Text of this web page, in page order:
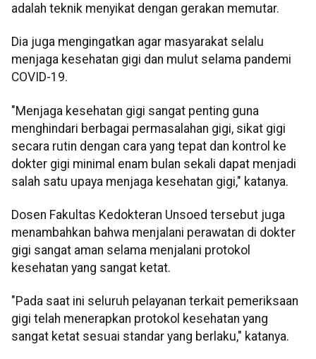
adalah teknik menyikat dengan gerakan memutar.
Dia juga mengingatkan agar masyarakat selalu
menjaga kesehatan gigi dan mulut selama pandemi
COVID-19.
"Menjaga kesehatan gigi sangat penting guna
menghindari berbagai permasalahan gigi, sikat gigi
secara rutin dengan cara yang tepat dan kontrol ke
dokter gigi minimal enam bulan sekali dapat menjadi
salah satu upaya menjaga kesehatan gigi," katanya.
Dosen Fakultas Kedokteran Unsoed tersebut juga
menambahkan bahwa menjalani perawatan di dokter
gigi sangat aman selama menjalani protokol
kesehatan yang sangat ketat.
"Pada saat ini seluruh pelayanan terkait pemeriksaan
gigi telah menerapkan protokol kesehatan yang
sangat ketat sesuai standar yang berlaku," katanya.